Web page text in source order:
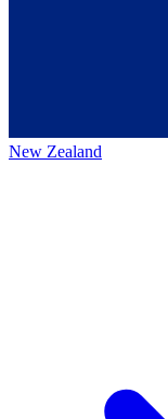
New Zealand